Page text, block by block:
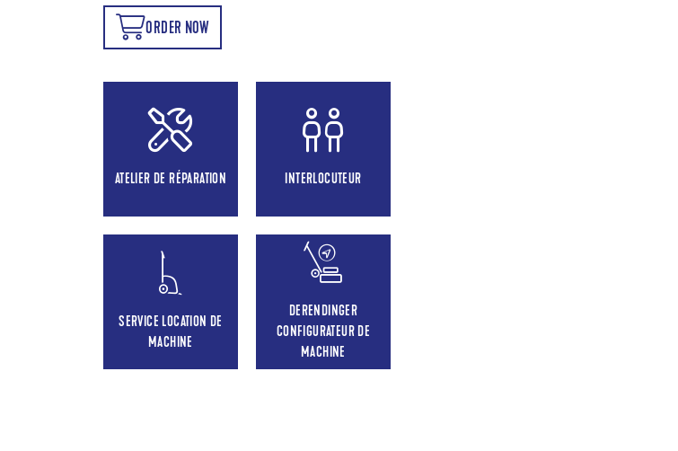
ORDER NOW
ATELIER DE RÉPARATION INTERLOCUTEUR
SERVICE LOCATION DE
MACHINE
DERENDINGER
CONFIGURATEUR DE
MACHINE